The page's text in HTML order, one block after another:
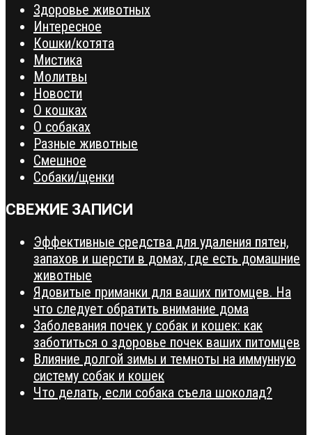
Здоровье животных
Интересное
Кошки/котята
Мистика
Молитвы
Новости
О кошках
О собаках
Разные животные
Смешное
Собаки/щенки
СВЕЖИЕ ЗАПИСИ
Эффективные средства для удаления пятен,
запахов и шерсти в домах, где есть домашние
животные
Ядовитые приманки для ваших питомцев. На
что следует обратить внимание дома
Заболевания почек у собак и кошек: как
заботиться о здоровье почек ваших питомцев
Влияние долгой зимы и темноты на иммунную
систему собак и кошек
Что делать, если собака съела шоколад?